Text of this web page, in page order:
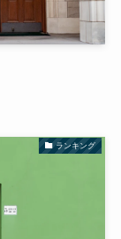
ランキング